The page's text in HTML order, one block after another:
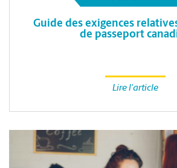
Guide des exigences
de passeport
Lire l'article